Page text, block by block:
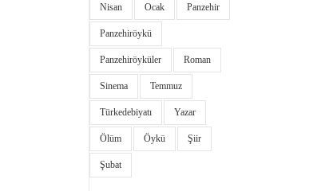
Nisan Ocak Panzehir
Panzehiröykü
Panzehiröyküler Roman
Sinema Temmuz
Türkedebiyatı Yazar
Ölüm Öykü Şiir
Şubat